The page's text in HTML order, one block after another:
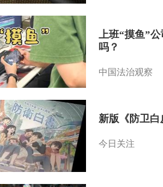
上班“摸鱼”
吗？
中国法治观察
新版《防卫
今日关注